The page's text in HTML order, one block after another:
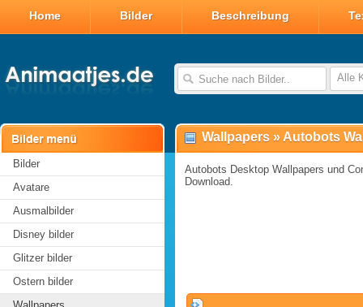
Home Bilder Beschreibung
Alle
Bilder
Avatare
Ausmalbilder
Disney bilder
Glitzer bilder
Ostern bilder
Wallpapers » Autobots
Autobots Desktop Wallpapers und
Download.